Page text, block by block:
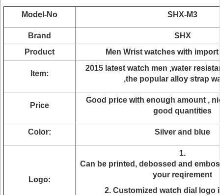
Model-No SHX-M3
Brand
SHX
Product
Men Wrist watches with
Item:
2015 latest watch men ,water
,the popular alloy strap
Price
Good price with enough amount ,
good quantities
Color: Silver and blue
Logo:
1.
Can be printed, debossed and
your reqirement
2. Customized watch dial logo